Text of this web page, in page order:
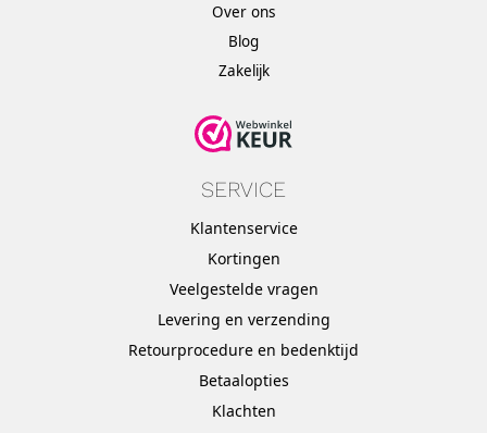
Over ons
Blog
Zakelijk
SERVICE
Klantenservice
Kortingen
Veelgestelde vragen
Levering en verzending
Retourprocedure en bedenktijd
Betaalopties
Klachten